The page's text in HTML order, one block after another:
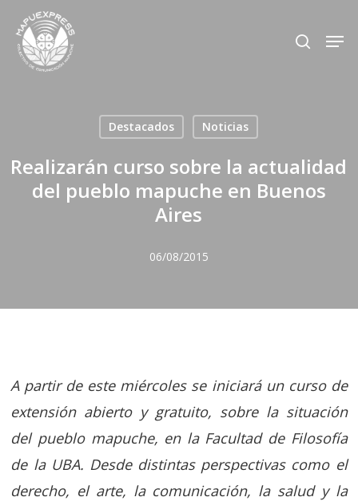
main
search
Destacados Noticias
Realizarán curso sobre la actualidad
del pueblo mapuche en Buenos
Aires
06/08/2015
A partir de este miércoles se iniciará un curso de
extensión abierto y gratuito, sobre la situación
del pueblo mapuche, en la Facultad de Filosofía
de la UBA. Desde distintas perspectivas como el
derecho, el arte, la comunicación, la salud y la
Close